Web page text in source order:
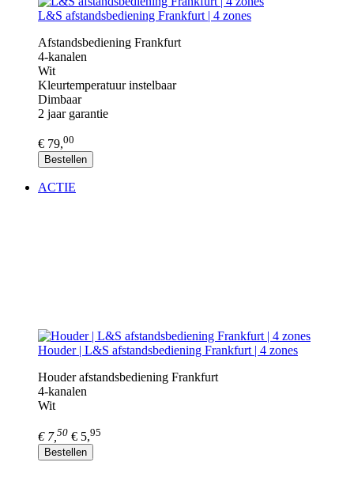
L&S afstandsbediening Frankfurt | 4 zones
Afstandsbediening Frankfurt
4-kanalen
Wit
Kleurtemperatuur instelbaar
Dimbaar
2 jaar garantie
€ 79,00
Bestellen
ACTIE
Houder | L&S afstandsbediening Frankfurt | 4 zones
Houder afstandsbediening Frankfurt
4-kanalen
Wit
€ 7, 50 € 5,95
Bestellen